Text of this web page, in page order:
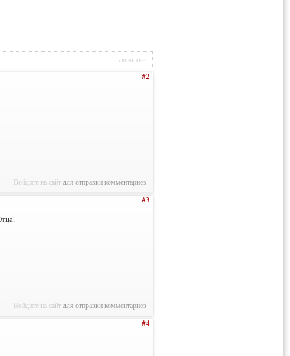
+100500 OFF
#2
Войдите на сайт для отправки комментариев
#3
Войдите на сайт для отправки комментариев
#4